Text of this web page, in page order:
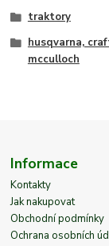
traktory
husqvarna,
mcculloch
Informace
Kontakty
Jak nakupovat
Obchodní podmínky
Ochrana osobních